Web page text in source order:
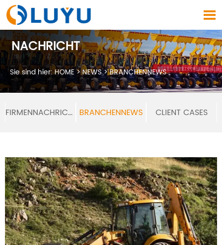

NACHRICHT
Sie sind hier:HOME>NEWS>BRANCHENNEWS
FIRMENNACHRICHTEN BRANCHENNEWS CLIENT CASES